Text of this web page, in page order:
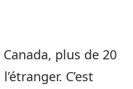
plus de 20
C’est